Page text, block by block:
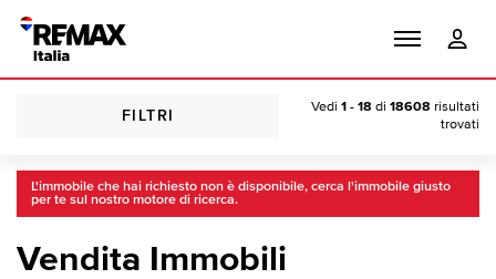
FILTRI
Vedi 1 - 18 di 18608 risultati
trovati
L'immobile che hai richiesto non è disponibile, cerca l'immobile giusto
per te sul nostro motore di ricerca.
Vendita Immobili